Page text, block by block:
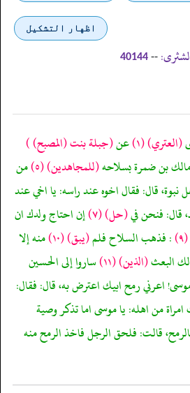
اظهار التشكيل
--
40144
(العتري)(١) عن(جبلة بنت(المصبح))
بن ضمرة بسلاحه(للمجاهدين)(٥) من
نبوة، قال: فقال اخوه عند راسه: يا اخي عند
قال: فنحن في(حل)(٧) إن احتاج ولدك ان
(٩) : فذهب السلاح فلم(يبق)(١٠)
منه إلا
البعث(الذين)(١١)
ساروا إلى الحسين
اعرني رمح ابيك اعترض به، قال: فقال:
من اهله: يا موسى اما تذكر وصية
قالت: فلحق الرجل فاخذ الرمح منه